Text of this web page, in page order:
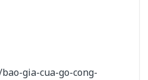
gia-cua-go-cong-